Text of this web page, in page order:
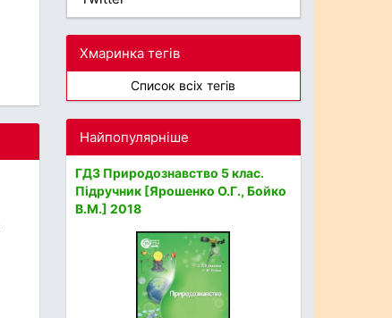
Хмаринка тегів
Список всіх тегів
Найпопулярніше
ГДЗ Природознавство 5 клас.
Підручник [Ярошенко О.Г., Бойко
В.М.] 2018